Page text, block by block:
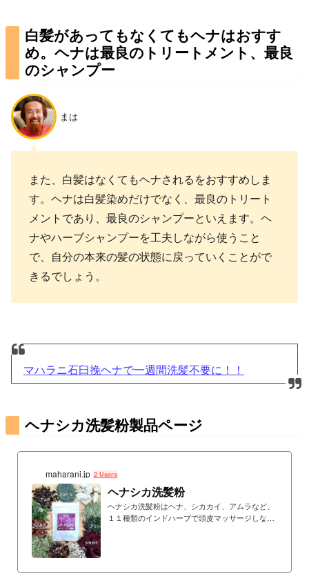
白髪があってもなくてもヘナはおすす
め。ヘナは最良のトリートメント、最良
のシャンプー
まは
また、白髪はなくてもヘナされるをおすすめしま
す。ヘナは白髪染めだけでなく、最良のトリート
メントであり、最良のシャンプーといえます。ヘ
ナやハーブシャンプーを工夫しながら使うこと
で、自分の本来の髪の状態に戻っていくことがで
きるでしょう。
マハラニ石臼挽ヘナで一週間洗髪不要に！！
ヘナシカ洗髪粉製品ページ
maharani.jp 2 Users
ヘナシカ洗髪粉
ヘナシカ洗髪粉はヘナ、シカカイ、アムラなど、
１１種類のインドハーブで頭皮マッサージしなが